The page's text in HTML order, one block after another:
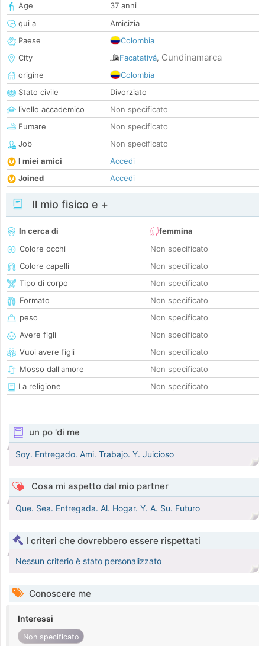
Age
37 anni
qui a
Amicizia
Paese
Colombia
City
Facatativá, Cundinamarca
origine
Colombia
Stato civile
Divorziato
livello accademico
Non specificato
Fumare
Non specificato
Job
Non specificato
I miei amici
Accedi
Joined
Accedi
Il mio fisico e +
In cerca di
femmina
Colore occhi
Non specificato
Colore capelli
Non specificato
Tipo di corpo
Non specificato
Formato
Non specificato
peso
Non specificato
Avere figli
Non specificato
Vuoi avere figli
Non specificato
Mosso dall'amore
Non specificato
La religione
Non specificato
un po 'di me
Soy. Entregado. Ami. Trabajo. Y. Juicioso
Cosa mi aspetto dal mio partner
Que. Sea. Entregada. Al. Hogar. Y. A. Su. Futuro
I criteri che dovrebbero essere rispettati
Nessun criterio è stato personalizzato
Conoscere me
Interessi
Non specificato